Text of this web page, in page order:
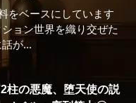
をベースにしています
ョン世界を織り交ぜた
が...
柱の悪魔、堕天使の説